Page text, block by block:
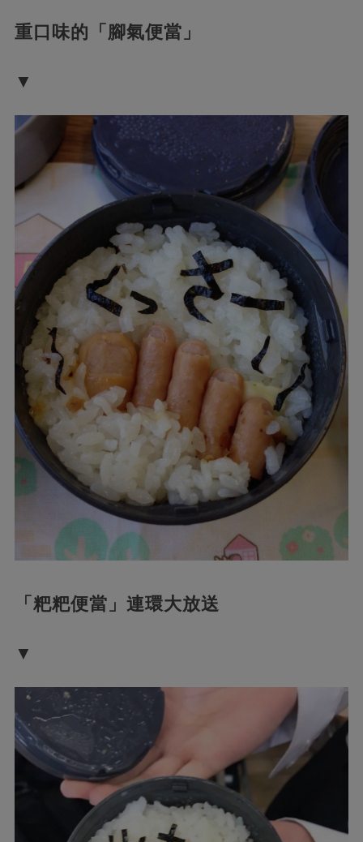
重口味的「腳氣便當」
▼
「粑粑便當」連環大放送
▼